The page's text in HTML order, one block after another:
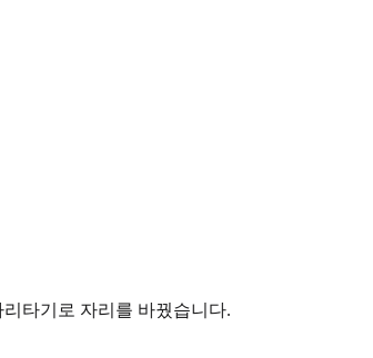
타기로 자리를 바꿨습니다.